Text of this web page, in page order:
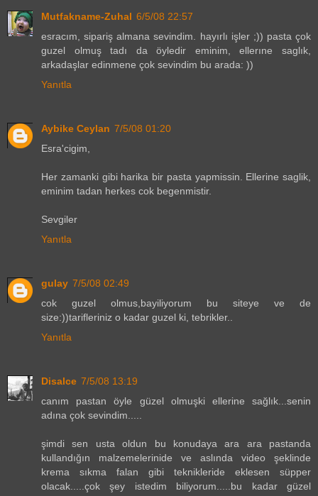
Mutfakname-Zuhal 6/5/08 22:57
esracım, sipariş almana sevindim. hayırlı işler ;)) pasta çok
guzel olmuş tadı da öyledir eminim, ellerıne saglık,
arkadaşlar edinmene çok sevindim bu arada: ))
Yanıtla
Aybike Ceylan 7/5/08 01:20
Esra'cigim,
Her zamanki gibi harika bir pasta yapmissin. Ellerine saglik,
eminim tadan herkes cok begenmistir.
Sevgiler
Yanıtla
gulay 7/5/08 02:49
cok guzel olmus,bayiliyorum bu siteye ve de
size:))tarifleriniz o kadar guzel ki, tebrikler..
Yanıtla
Disalce 7/5/08 13:19
canım pastan öyle güzel olmuşki ellerine sağlık...senin
adına çok sevindim.....
şimdi sen usta oldun bu konudaya ara ara pastanda
kullandığın malzemelerinide ve aslında video şeklinde
krema sıkma falan gibi teknikleride eklesen süpper
olacak.....çok şey istedim biliyorum.....bu kadar güzel